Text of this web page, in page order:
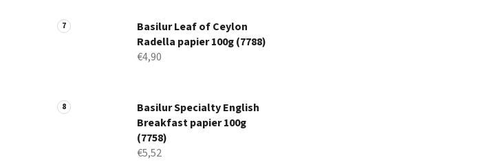
Basilur Leaf of Ceylon
Radella papier 100g (7788)
€4,90
Basilur Specialty English
Breakfast papier 100g
(7758)
€5,52